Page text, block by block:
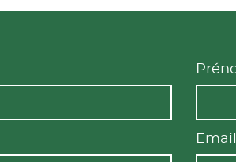
Email